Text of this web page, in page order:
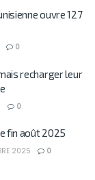
ouvre 127
0
recharger leur
0
fin août 2025
2025 0